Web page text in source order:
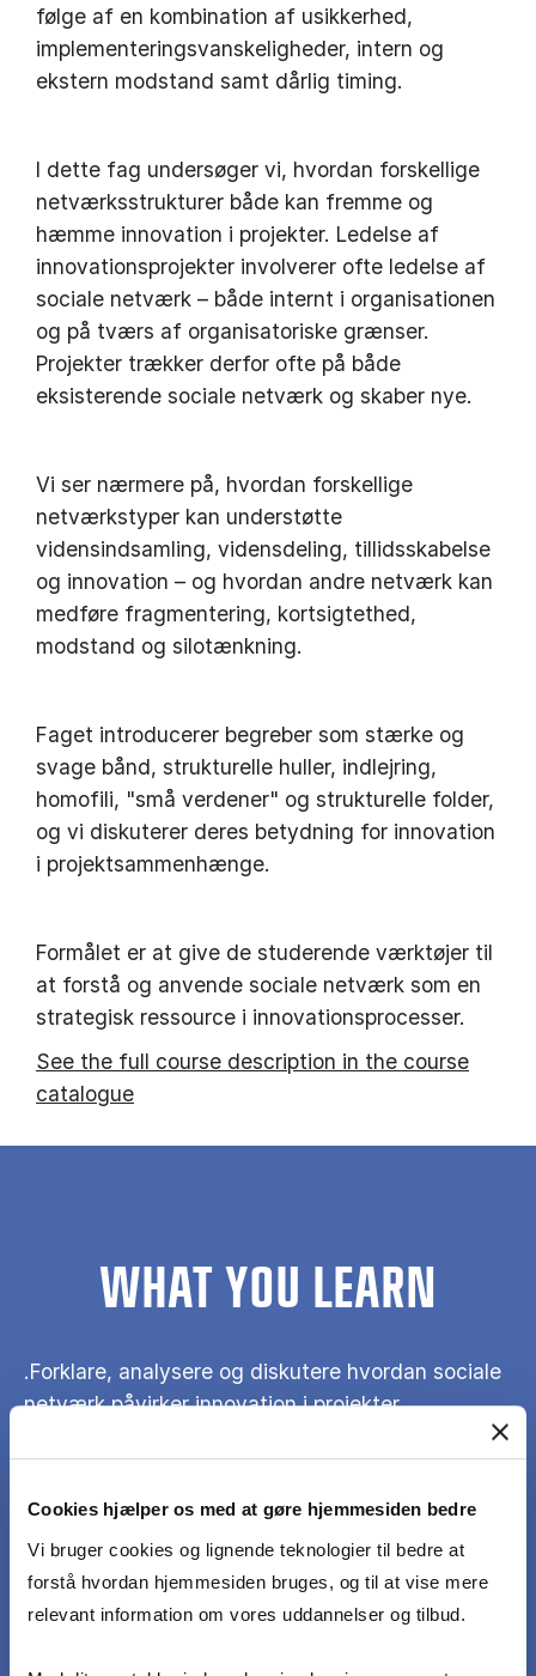
Cookies hjælper os med at gøre hjemmesiden bedre
Vi bruger cookies og lignende teknologier til bedre at
forstå hvordan hjemmesiden bruges, og til at vise mere
relevant information om vores uddannelser og tilbud.
følge af en kombination af usikkerhed,
implementeringsvanskeligheder, intern og
ekstern modstand samt dårlig timing.
I dette fag undersøger vi, hvordan forskellige
netværksstrukturer både kan fremme og
hæmme innovation i projekter. Ledelse af
innovationsprojekter involverer ofte ledelse af
sociale netværk – både internt i organisationen
og på tværs af organisatoriske grænser.
Projekter trækker derfor ofte på både
eksisterende sociale netværk og skaber nye.
Vi ser nærmere på, hvordan forskellige
netværkstyper kan understøtte
vidensindsamling, vidensdeling, tillidsskabelse
og innovation – og hvordan andre netværk kan
medføre fragmentering, kortsigtethed,
modstand og silotænkning.
Faget introducerer begreber som stærke og
svage bånd, strukturelle huller, indlejring,
homofili, "små verdener" og strukturelle folder,
og vi diskuterer deres betydning for innovation
i projektsammenhænge.
Formålet er at give de studerende værktøjer til
at forstå og anvende sociale netværk som en
strategisk ressource i innovationsprocesser.
See the full course description in the course
catalogue
WHAT YOU LEARN
.Forklare, analysere og diskutere hvordan sociale
netværk påvirker innovation i projekter
analysere konkrete problemstillinger
Redegøre for og diskutere centrale begreber og
teorier om netværks betydning for innovation.